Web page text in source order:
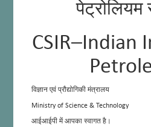
पेट्रोलियम
CSIR–Indian
विज्ञान एवं प्रौद्योगिकी मंत्रालय
Ministry of Science & Technology
आईआईपी में आपका स्वागत है।